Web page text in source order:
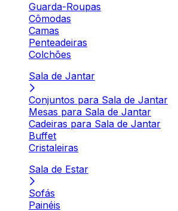
Guarda-Roupas
Cômodas
Camas
Penteadeiras
Colchões
Sala de Jantar
Conjuntos para Sala de Jantar
Mesas para Sala de Jantar
Cadeiras para Sala de Jantar
Buffet
Cristaleiras
Sala de Estar
Sofás
Painéis